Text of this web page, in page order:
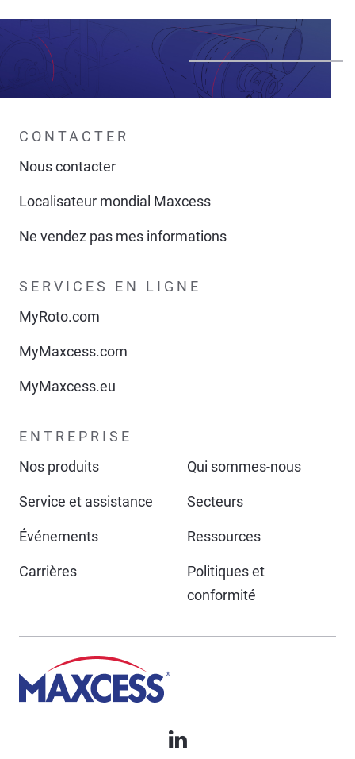
CONTACTER
Nous contacter
Localisateur mondial Maxcess
Ne vendez pas mes informations
SERVICES EN LIGNE
MyRoto.com
MyMaxcess.com
MyMaxcess.eu
ENTREPRISE
Nos produits
Qui sommes-nous
Service et assistance Secteurs
Événements Ressources
Carrières
Politiques et
conformité